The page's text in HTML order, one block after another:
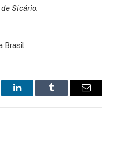
Sicário.
Brasil
LinkedInTumblr Email